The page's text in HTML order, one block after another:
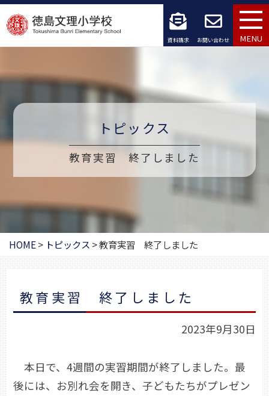
コ
ン
ン
ス
ッ
資料請求 お問い合わせ MENU
トピックス
教育実習 終了しました
HOME> トピックス >教育実習 終了しました
教育実習 終了しました
2023年9月30日
本日で、4週間の実習期間が終了しました。最
後には、お別れ会を開き、子どもたちがプレゼン